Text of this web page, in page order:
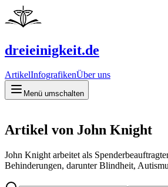
dreieinigkeit.de
ArtikelInfografikenÜber uns
Menü umschalten
Artikel von John Knight
John Knight arbeitet als
Behinderungen, darunter Blindheit,